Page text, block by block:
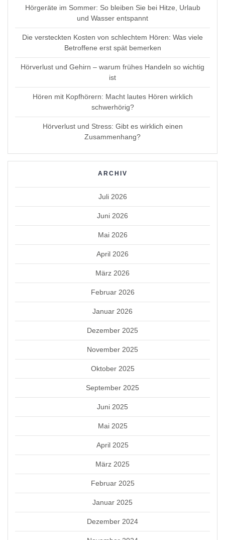
Hörgeräte im Sommer: So bleiben Sie bei Hitze, Urlaub
und Wasser entspannt
Die versteckten Kosten von schlechtem Hören: Was viele
Betroffene erst spät bemerken
Hörverlust und Gehirn – warum frühes Handeln so wichtig
ist
Hören mit Kopfhörern: Macht lautes Hören wirklich
schwerhörig?
Hörverlust und Stress: Gibt es wirklich einen
Zusammenhang?
ARCHIV
Juli 2026
Juni 2026
Mai 2026
April 2026
März 2026
Februar 2026
Januar 2026
Dezember 2025
November 2025
Oktober 2025
September 2025
Juni 2025
Mai 2025
April 2025
März 2025
Februar 2025
Januar 2025
Dezember 2024